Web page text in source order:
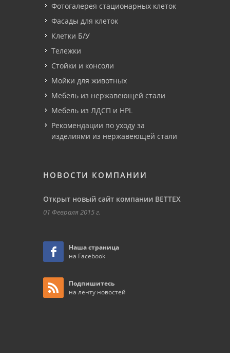
Фотогалерея стационарных клеток
Фасады для клеток
Клетки Б/У
Тележки
Стойки и консоли
Мойки для животных
Мебель из нержавеющей стали
Мебель из ЛДСП и HPL
Рекомендации по уходу за
изделиями из нержавеющей стали
НОВОСТИ КОМПАНИИ
Открыт новый сайт компании ВЕТТЕХ
01 Февраля 2015 г.
Наша страница
на Facebook
Подпишитесь
на ленту новостей